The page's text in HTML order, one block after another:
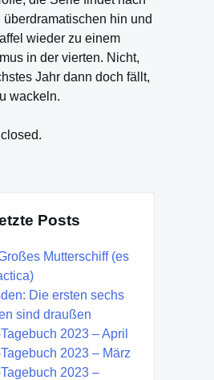
hin und
wieder zu einem
in der vierten. Nicht,
Jahr dann doch fällt,
wackeln.
Posts
Mutterschiff (es
Die ersten sechs
sind draußen
2023 – April
2023 – März
2023 –